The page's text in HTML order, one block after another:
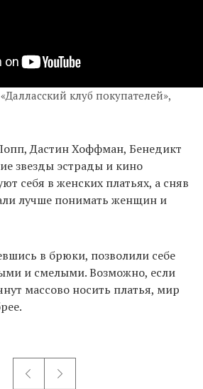
клуб покупателей»,
Дастин Хоффман, Бенедикт
звезды эстрады и кино
себя в женских платьях, а сняв
лучше понимать женщин и
в брюки, позволили себе
и смелыми. Возможно, если
массово носить платья, мир